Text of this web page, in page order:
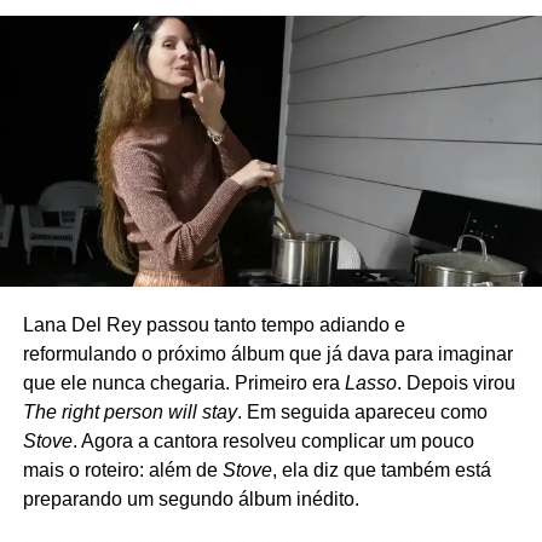
Criado em 2018, o grupo reúne integrantes e
colaboradores do Green Day em apresentações
pequenas, normalmente em clubes da Califórnia. A
formação original contava com Billie Joe Armstrong (voz e
guitarra), Mike Dirnt (baixo e voz), Jason White (guitarra),
Bill Schneider (baixo) e Chris Dugan (bateria) – Mike e
Jason são os únicos que fazem parte também do Green
Day, sendo que Jason atua como músico de turnê. Nos
últimos anos, porém, Dirnt deixou de participar dos
shows, e o The Coverups passou a atuar como quarteto.
O repertório é uma carta de amor ao rock e ao punk.
Clássicos de Ramones, David Bowie, The Clash, Cheap
Trick, Joan Jett, Tom Petty, Misfits, Nirvana, Rolling
Stones e até Strokes costumam aparecer nas
apresentações, que muitas vezes são anunciadas poucas
horas antes de acontecer. Diferentemente de outros
Lana Del Rey passou tanto tempo adiando e
reformulando o próximo álbum que já dava para imaginar
que ele nunca chegaria. Primeiro era Lasso. Depois virou
The right person will stay. Em seguida apareceu como
Stove. Agora a cantora resolveu complicar um pouco
mais o roteiro: além de Stove, ela diz que também está
preparando um segundo álbum inédito.